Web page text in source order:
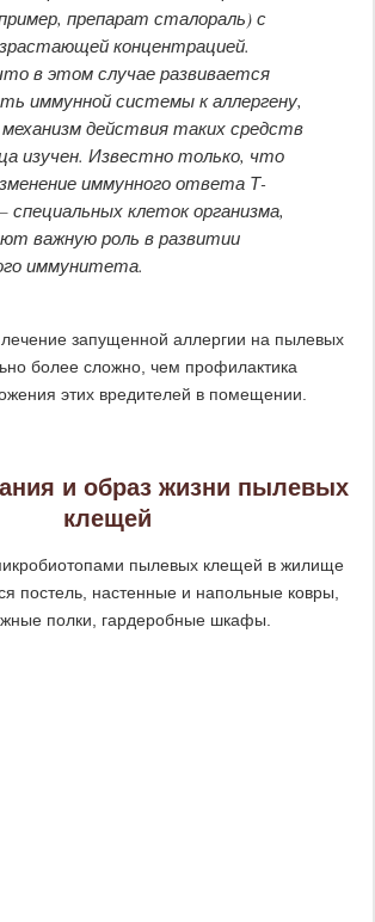
препарат сталораль) с
концентрацией.
в этом случае развивается
иммунной системы к аллергену,
действия таких средств
изучен. Известно только, что
иммунного ответа Т-
клеток организма,
важную роль в развитии
иммунитета.
запущенной аллергии на пылевых
более сложно, чем профилактика
этих вредителей в помещении.
и образ жизни пылевых
клещей
пылевых клещей в жилище
постель, настенные и напольные ковры,
полки, гардеробные шкафы.